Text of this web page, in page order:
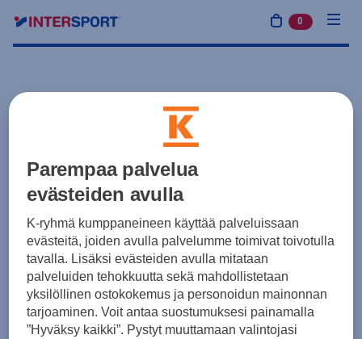
0 tuotetta
Parempaa palvelua
evästeiden avulla
K-ryhmä kumppaneineen käyttää palveluissaan
evästeitä, joiden avulla palvelumme toimivat toivotulla
tavalla. Lisäksi evästeiden avulla mitataan
palveluiden tehokkuutta sekä mahdollistetaan
yksilöllinen ostokokemus ja personoidun mainonnan
tarjoaminen. Voit antaa suostumuksesi painamalla
”Hyväksy kaikki”. Pystyt muuttamaan valintojasi